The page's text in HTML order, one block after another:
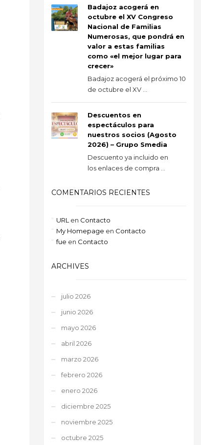
Badajoz acogerá en
octubre el XV Congreso
Nacional de Familias
Numerosas, que pondrá en
valor a estas familias
como «el mejor lugar para
crecer»
Badajoz acogerá el próximo 10
de octubre el XV ...
Descuentos en
espectáculos para
nuestros socios (Agosto
2026) – Grupo Smedia
Descuento ya incluido en
los enlaces de compra ...
COMENTARIOS RECIENTES
URL en Contacto
My Homepage en Contacto
fue en Contacto
ARCHIVES
julio 2026
junio 2026
mayo 2026
abril 2026
marzo 2026
febrero 2026
enero 2026
diciembre 2025
noviembre 2025
octubre 2025